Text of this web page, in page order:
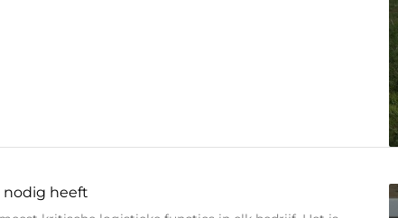
nodig heeft